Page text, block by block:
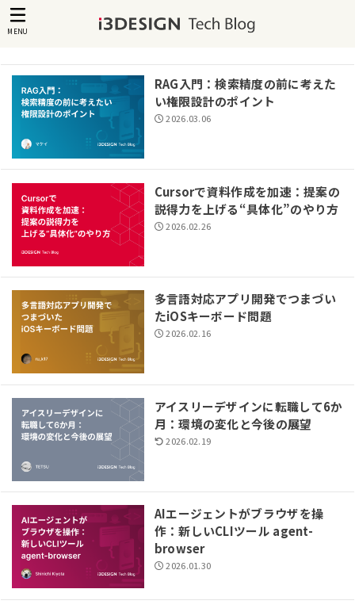
MENU
RAG入門：検索精度の前に考えた
い権限設計のポイント
2026.03.06
Cursorで資料作成を加速：提案の
説得力を上げる“具体化”のやり方
2026.02.26
多言語対応アプリ開発でつまづい
たiOSキーボード問題
2026.02.16
アイスリーデザインに転職して6か
月：環境の変化と今後の展望
2026.02.19
AIエージェントがブラウザを操
作：新しいCLIツール agent-
browser
2026.01.30